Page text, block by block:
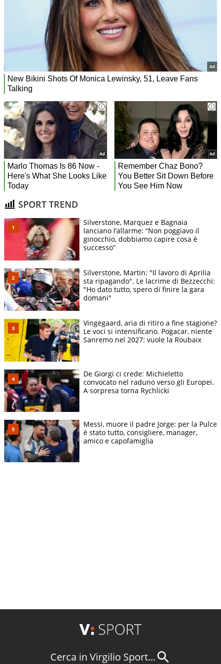
SPORT TREND
Silverstone, Marquez e Bagnaia
lanciano l’allarme: “Non poggiavo il
ginocchio, dobbiamo capire cosa è
successo”
Silverstone, Martin: "Il lavoro di Aprilia
sta ripagando". Le lacrime di Bezzecchi:
"Ho dato tutto, spero di finire la gara
domani"
Vingegaard, aria di ritiro a fine stagione?
Le voci si intensificano. Pogacar, niente
Sanremo nel 2027: vuole la Roubaix
De Giorgi ci crede: Michieletto
convocato nel raduno verso gli Europei.
A sorpresa torna Rychlicki
Messi, muore il padre Jorge: per la Pulce
è stato tutto, consigliere, manager,
amico e capofamiglia
Cerca in Virgilio Sport...